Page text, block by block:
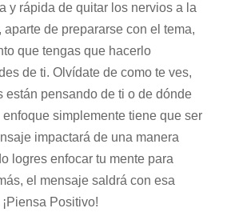
y rápida de quitar los nervios a la
aparte de prepararse con el tema,
que tengas que hacerlo
de ti. Olvídate de como te ves,
están pensando de ti o de dónde
simplemente tiene que ser
impactará de una manera
logres enfocar tu mente para
el mensaje saldrá con esa
Positivo!